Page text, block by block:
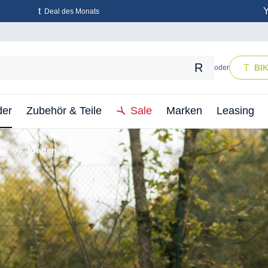
Deal des Monats
oder
Zubehör & Teile Sale Marken Leasing
Jungen